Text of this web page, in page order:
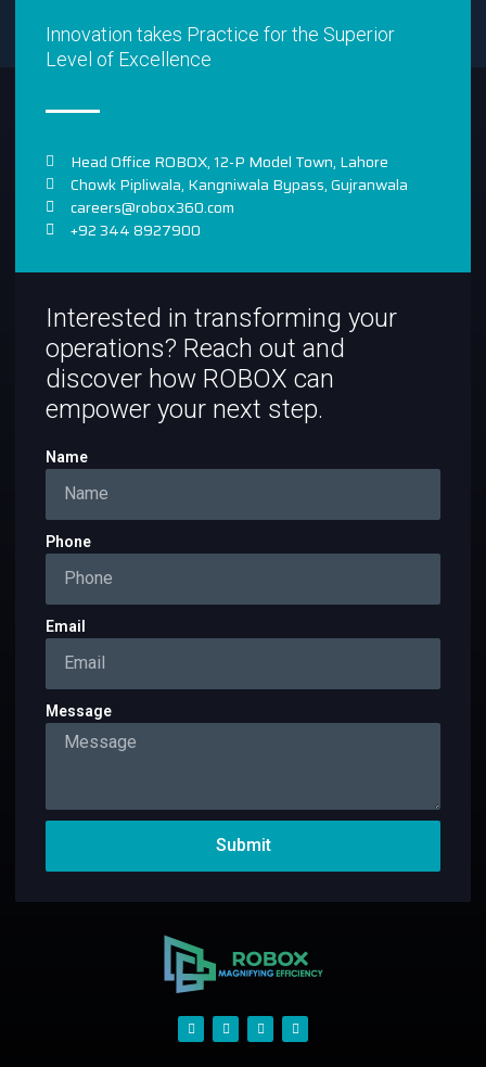
Innovation takes Practice for the Superior
Level of Excellence
Head Office ROBOX, 12-P Model Town, Lahore
Chowk Pipliwala, Kangniwala Bypass, Gujranwala
careers@robox360.com
+92 344 8927900
Interested in transforming your
operations? Reach out and
discover how ROBOX can
empower your next step.
Name
Phone
Email
Message
Submit